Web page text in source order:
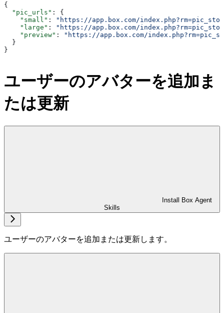
{
  "pic_urls"
: {
    "small"
:
"https://app.box.com/
    "large"
:
"https://app.box.com/
    "preview"
:
"https://app.box.com/
  }
}
ユーザーのアバターを追加ま
たは更新
Install Box Agent
Skills
ユーザーのアバターを追加または更新します。